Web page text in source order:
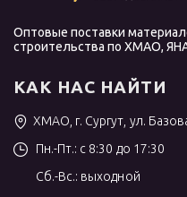
Оптовые поставки
строительства по ХМАО,
КАК НАС НАЙТИ
ХМАО, г. Сургут, ул.
Пн.-Пт.: с 8:30 до 17:30
Сб.-Вс.: выходной